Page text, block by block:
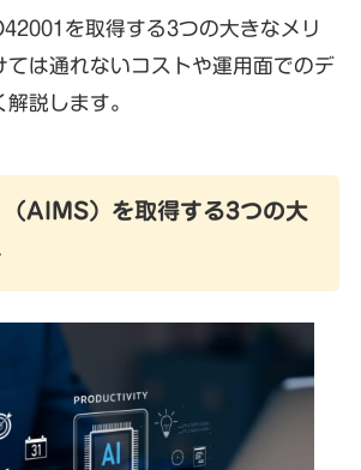
を取得する3つの大きなメリ
ては通れないコストや運用面でのデ
説します。
AIMS）を取得する3つの大